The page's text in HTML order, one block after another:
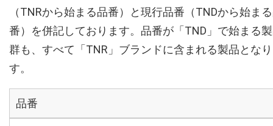
（TNRから始まる品番）と現行品番（TNDから始ま
番）を併記しております。品番が「TND」で始まる
群も、すべて「TNR」ブランドに含まれる製品とな
す。
品番